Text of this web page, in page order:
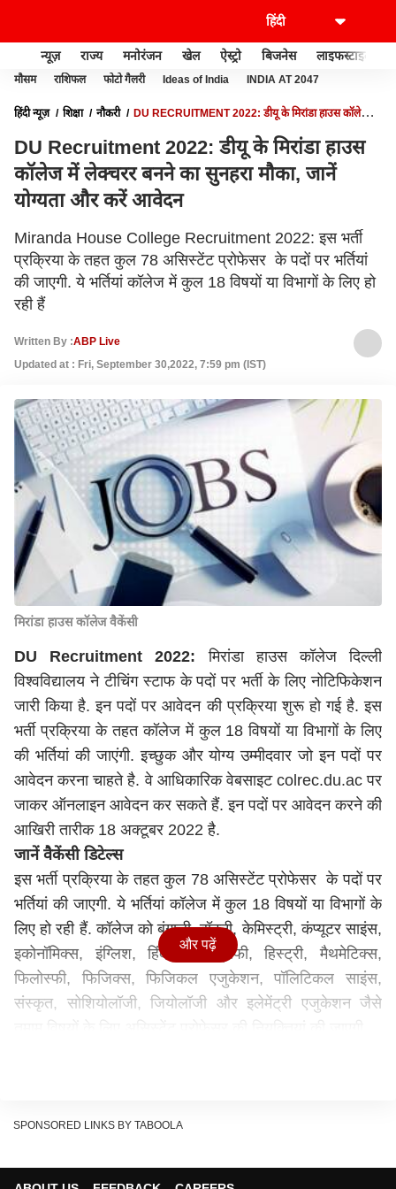
न्यूज़ राज्य मनोरंजन खेल ऐस्ट्रो बिजनेस लाइफस्टाइल
मौसम राशिफल फोटो गैलरी Ideas of India INDIA AT 2047
हिंदी न्यूज़ शिक्षा नौकरी
DU RECRUITMENT 2022: डीयू के मिरांडा हाउस कॉलेज में
DU Recruitment 2022: डीयू के मिरांडा हाउस
कॉलेज में लेक्चरर बनने का सुनहरा मौका, जानें
योग्यता और करें आवेदन
Miranda House College Recruitment 2022: इस भर्ती
प्रक्रिया के तहत कुल 78 असिस्टेंट प्रोफेसर के पदों पर भर्तियां
की जाएगी. ये भर्तियां कॉलेज में कुल 18 विषयों या विभागों के लिए हो
रही हैं
Written By :ABP Live
Updated at : Fri, September 30,2022, 7:59 pm (IST)
मिरांडा हाउस कॉलेज वैकेंसी
DU Recruitment 2022:मिरांडा हाउस कॉलेज दिल्ली
विश्वविद्यालय ने टीचिंग स्टाफ के पदों पर भर्ती के लिए नोटिफिकेशन
जारी किया है. इन पदों पर आवेदन की प्रक्रिया शुरू हो गई है. इस
भर्ती प्रक्रिया के तहत कॉलेज में कुल 18 विषयों या विभागों के लिए
की भर्तियां की जाएंगी. इच्छुक और योग्य उम्मीदवार जो इन पदों पर
आवेदन करना चाहते है. वे आधिकारिक वेबसाइट colrec.du.ac पर
जाकर ऑनलाइन आवेदन कर सकते हैं. इन पदों पर आवेदन करने की
आखिरी तारीक 18 अक्टूबर 2022 है.
जानें वैकेंसी डिटेल्स
इस भर्ती प्रक्रिया के तहत कुल 78 असिस्टेंट प्रोफेसर के पदों पर
भर्तियां की जाएगी. ये भर्तियां कॉलेज में कुल 18 विषयों या विभागों के
लिए हो रही हैं. कॉलेज को बंगाली, बॉटनी, केमिस्ट्री, कंप्यूटर साइंस,
इकोनॉमिक्स, इंग्लिश, हिंदी, जियोग्राफी, हिस्ट्री, मैथमेटिक्स,
फिलोस्फी, फिजिक्स, फिजिकल एजुकेशन, पॉलिटिकल साइंस,
संस्कृत, सोशियोलॉजी, जियोलॉजी और इलेमेंट्री एजुकेशन जैसे
नेट या स्लेट की परीक्षा पास की हो.
और पढ़ें
SPONSORED LINKS BY TABOOLA